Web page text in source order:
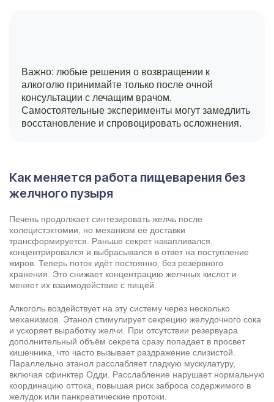
Важно: любые решения о возвращении к
алкоголю принимайте только после очной
консультации с лечащим врачом.
Самостоятельные эксперименты могут замедлить
восстановление и спровоцировать осложнения.
Как меняется работа пищеварения без
желчного пузыря
Печень продолжает синтезировать желчь после
холецистэктомии, но механизм её доставки
трансформируется. Раньше секрет накапливался,
концентрировался и выбрасывался в ответ на поступление
жиров. Теперь поток идёт постоянно, без резервного
хранения. Это снижает концентрацию желчных кислот и
меняет их взаимодействие с пищей.
Алкоголь воздействует на эту систему через несколько
механизмов. Этанол стимулирует секрецию желудочного сока
и ускоряет выработку желчи. При отсутствии резервуара
дополнительный объём секрета сразу попадает в просвет
кишечника, что часто вызывает раздражение слизистой.
Параллельно этанол расслабляет гладкую мускулатуру,
включая сфинктер Одди. Расслабление нарушает нормальную
координацию оттока, повышая риск заброса содержимого в
желудок или панкреатические протоки.